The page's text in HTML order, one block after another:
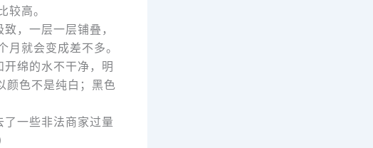
高。
，一层一层铺叠，
就会变成差不多。
绵的水不干净，明
颜色不是纯白；黑色
一些非法商家过量